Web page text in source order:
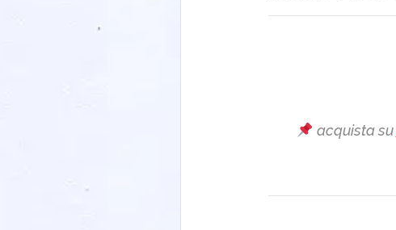
acquista su